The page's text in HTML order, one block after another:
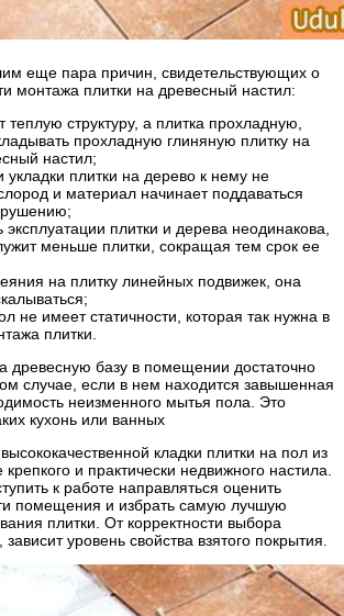
еще пара причин, свидетельствующих о
монтажа плитки на древесный настил:
теплую структуру, а плитка прохладную,
прохладную глиняную плитку на
настил;
укладки плитки на дерево к нему не
и материал начинает поддаваться
эксплуатации плитки и дерева неодинакова,
меньше плитки, сокращая тем срок ее
на плитку линейных подвижек, она
не имеет статичности, которая так нужна в
плитки.
древесную базу в помещении достаточно
случае, если в нем находится завышенная
неизменного мытья пола. Это
кухонь или ванных
кладки плитки на пол из
и практически недвижного настила.
к работе направляться оценить
помещения и избрать самую лучшую
плитки. От корректности выбора
уровень свойства взятого покрытия.